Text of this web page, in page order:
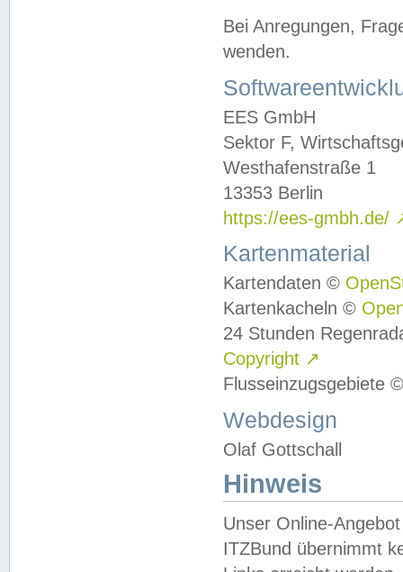
Bei Anregungen,
wenden.
EES GmbH
Sektor F,
Westhafenstraße 1
13353 Berlin
https://ees-gmbh.de/
Kartenmaterial
Kartendaten ©
Kartenkacheln ©
24 Stunden
Copyright ↗
Flusseinzugsgebiete
Webdesign
Olaf Gottschall
Hinweis
Unser Online-
ITZBund übernimmt